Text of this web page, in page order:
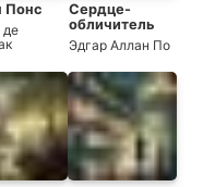
Понс
де
Сердце-
обличитель
Эдгар Аллан По